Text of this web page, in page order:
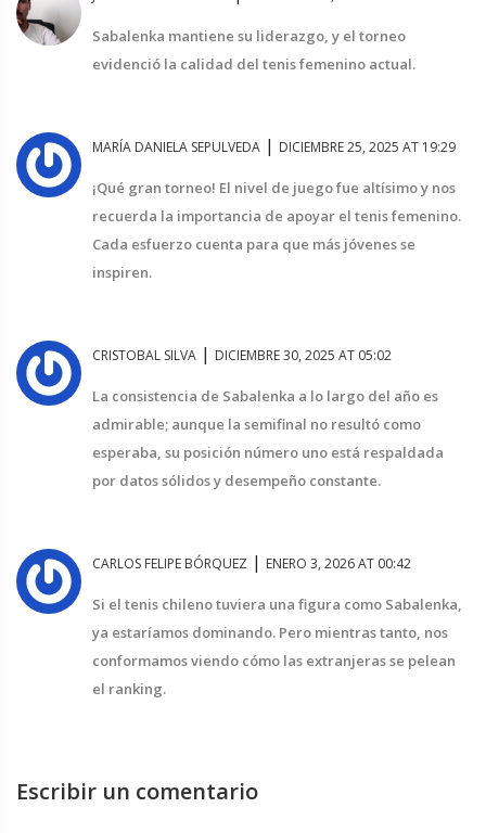
Sabalenka mantiene su liderazgo, y el torneo
evidenció la calidad del tenis femenino actual.
MARÍA DANIELA SEPULVEDA | DICIEMBRE 25, 2025 AT 19:29
¡Qué gran torneo! El nivel de juego fue altísimo y nos
recuerda la importancia de apoyar el tenis femenino.
Cada esfuerzo cuenta para que más jóvenes se
inspiren.
CRISTOBAL SILVA | DICIEMBRE 30, 2025 AT 05:02
La consistencia de Sabalenka a lo largo del año es
admirable; aunque la semifinal no resultó como
esperaba, su posición número uno está respaldada
por datos sólidos y desempeño constante.
CARLOS FELIPE BÓRQUEZ | ENERO 3, 2026 AT 00:42
Si el tenis chileno tuviera una figura como Sabalenka,
ya estaríamos dominando. Pero mientras tanto, nos
conformamos viendo cómo las extranjeras se pelean
el ranking.
Escribir un comentario